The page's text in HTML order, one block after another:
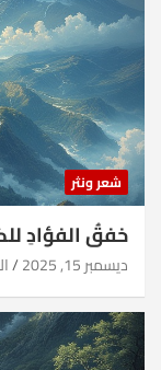
شعر ونثر
خفقُ الفؤادِ
ديسمبر 15, 2025